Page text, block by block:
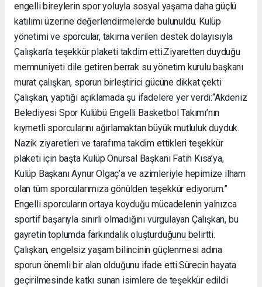
engelli bireylerin spor yoluyla sosyal yaşama daha güçlü
katılımı üzerine değerlendirmelerde bulunuldu. Kulüp
yönetimi ve sporcular, takıma verilen destek dolayısıyla
Çalışkan’a teşekkür plaketi takdim etti. ​Ziyaretten duyduğu
memnuniyeti dile getiren berrak su yönetim kurulu başkanı
murat çalışkan, sporun birleştirici gücüne dikkat çekti ​
Çalışkan, yaptığı açıklamada şu ifadelere yer verdi: ​“Akdeniz
Belediyesi Spor Kulübü Engelli Basketbol Takımı’nın
kıymetli sporcularını ağırlamaktan büyük mutluluk duyduk.
Nazik ziyaretleri ve tarafıma takdim ettikleri teşekkür
plaketi için başta Kulüp Onursal Başkanı Fatih Kısa’ya,
Kulüp Başkanı Aynur Olgaç’a ve azimleriyle hepimize ilham
olan tüm sporcularımıza gönülden teşekkür ediyorum.” ​
Engelli sporcuların ortaya koyduğu mücadelenin yalnızca
sportif başarıyla sınırlı olmadığını vurgulayan Çalışkan, bu
gayretin toplumda farkındalık oluşturduğunu belirtti.
Çalışkan, engelsiz yaşam bilincinin güçlenmesi adına
sporun önemli bir alan olduğunu ifade etti. ​Sürecin hayata
geçirilmesinde katkı sunan isimlere de teşekkür edildi ​